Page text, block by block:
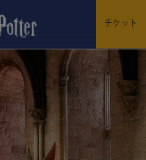
チケット